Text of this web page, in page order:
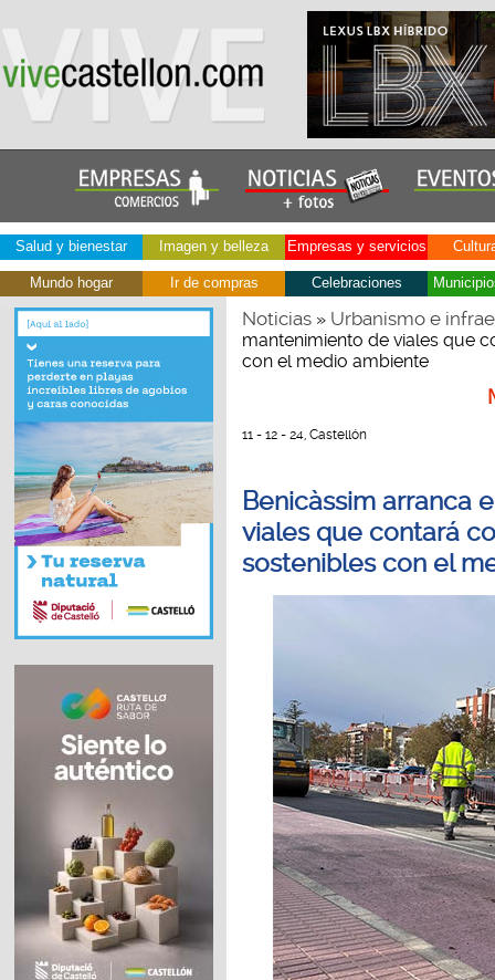
Salud y bienestar Imagen y belleza Empresas y servicios
Mundo hogar Ir de compras Celebraciones
Noticias» Urbanismo e
mantenimiento de viales que
con el medio ambiente
11 - 12 - 24, Castellón
Benicàssim arranca
viales que contará
sostenibles con el